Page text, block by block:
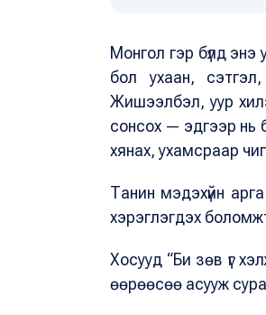
Монгол гэр бүлд энэ
бол ухаан,
Жишээлбэл, уур
сонсох — эдгээр нь
хянах, ухамсраар
Танин мэдэхүйн
хэрэглэгдэх
Хосууд “Би зөв үг
өөрөөсөө асууж